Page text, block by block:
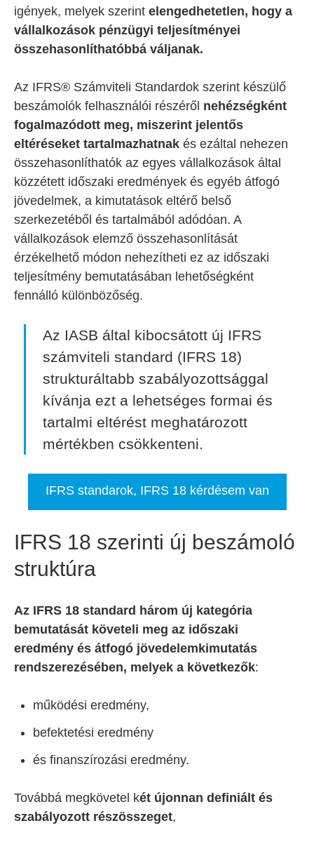
igények, melyek szerint elengedhetetlen, hogy a
vállalkozások pénzügyi teljesítményei
összehasonlíthatóbbá váljanak.
Az IFRS® Számviteli Standardok szerint készülő
beszámolók felhasználói részéről nehézségként
fogalmazódott meg, miszerint jelentős
eltéréseket tartalmazhatnak és ezáltal nehezen
összehasonlíthatók az egyes vállalkozások által
közzétett időszaki eredmények és egyéb átfogó
jövedelmek, a kimutatások eltérő belső
szerkezetéből és tartalmából adódóan. A
vállalkozások elemző összehasonlítását
érzékelhető módon nehezítheti ez az időszaki
teljesítmény bemutatásában lehetőségként
fennálló különbözőség.
Az IASB által kibocsátott új IFRS
számviteli standard (IFRS 18)
strukturáltabb szabályozottsággal
kívánja ezt a lehetséges formai és
tartalmi eltérést meghatározott
mértékben csökkenteni.
IFRS standarok, IFRS 18 kérdésem van
IFRS 18 szerinti új beszámoló
struktúra
Az IFRS 18 standard három új kategória
bemutatását követeli meg az időszaki
eredmény és átfogó jövedelemkimutatás
rendszerezésében, melyek a következők:
működési eredmény,
befektetési eredmény
és finanszírozási eredmény.
Továbbá megkövetel két újonnan definiált és
szabályozott részösszeget,